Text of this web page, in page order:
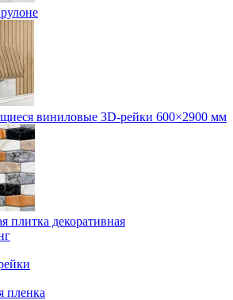
виниловые 3D‑рейки 600×2900 мм
плитка декоративная
пленка